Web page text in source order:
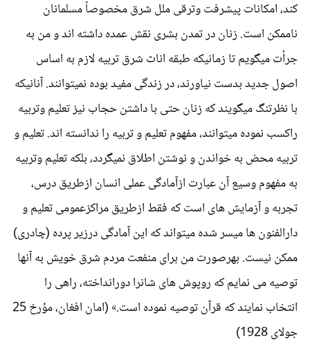
کند، امکانات پیشرفت وترقی ملل شرق مخصوصاً مسلمانان
ناممکن است. زنان در تمدن بشری نقش عمده داشته اند و من به
جرأت میگویم تا زمانیکه طبقه اناث شرق تربیه لازم به اساس
اصول جدید بدست نیاورند، در زندگی مفید بوده نمیتوانند. آنانیکه
با نظرتنگ میگویند که زنان حتی با داشتن حجاب نیز تعلیم وتربیه
راکسب نموده میتوانند، مفهوم تعلیم و تربیه را ندانسته اند. تعلیم و
تربیه محض به خواندن و نوشتن اطلاق نمیگردد، بلکه تعلیم وتربیه
به مفهوم وسیع آن عبارت ازآمادگی عملی انسان ازطریق درس،
تجربه و آزمایش های است که فقط ازطریق مراکزعمومی تعلیم و
دارالفنون ها میسر شده میتواند که این آمادگی درزیر پرده (چادری)
ممکن نیست. بهرصورت من برای منفعت مردم شرق خویش به آنها
توصیه می نمایم که روپوش های شانرا دورانداخته، راهی را
انتخاب نمایند که قرآن توصیه نموده است.» (امان افغان، مؤرخ 25
جولای 1928)